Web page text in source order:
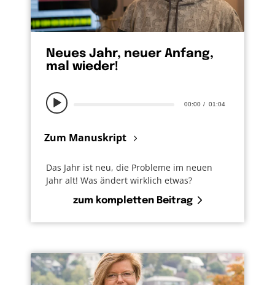
Neues Jahr, neuer Anfang,
mal wieder!
00:00 01:04
Zum Manuskript
Das Jahr ist neu, die Probleme im neuen
Jahr alt! Was ändert wirklich etwas?
zum kompletten Beitrag